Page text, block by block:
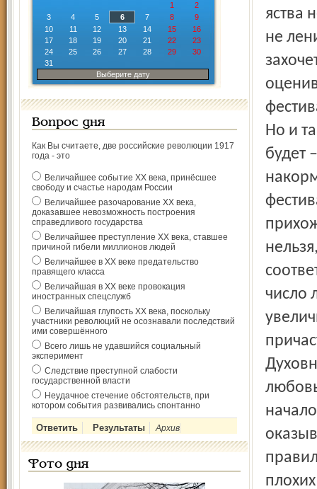
1
2
3
4 5 6 7 8
9
10
11 12 13 14 15
16
17
18 19 20 21 22
23
24
25 26 27 28 29
30
31
Выберите дату
Вопрос дня
Как Вы считаете, две российские революции 1917
года - это
Величайшее событие ХХ века, принёсшее
свободу и счастье народам России
Величайшее разочарование ХХ века,
доказавшее невозможность построения
справедливого государства
Величайшее преступление ХХ века, ставшее
причиной гибели миллионов людей
Величайшее в ХХ веке предательство
правящего класса
Величайшая в ХХ веке провокация
иностранных спецслужб
Величайшая глупость ХХ века, поскольку
участники революций не осознавали последствий
ими совершённого
Всего лишь не удавшийся социальный
эксперимент
Следствие преступной слабости
государственной власти
Неудачное стечение обстоятельств, при
котором события развивались спонтанно
Архив
Фото дня
яства
не
Но и
будет
число